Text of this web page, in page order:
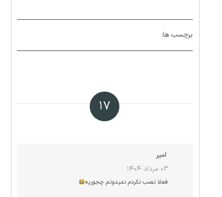
برچسب ها:
۱۷
امیر
۰۳ مرداد ۱۴۰۴
فعلا نصب نکردم نمیدونم چجوریه